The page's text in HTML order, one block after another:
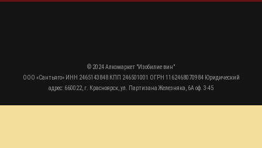
© 2024 Алкомаркет "Изобилие вин"
ООО «Сантьяго» ИНН 2465143848 КПП 246501001 ОГРН 1162468070984 Юридический
адрес: 660022, г. Красноярск, ул. Партизана Железняка, 6А оф. 3-45